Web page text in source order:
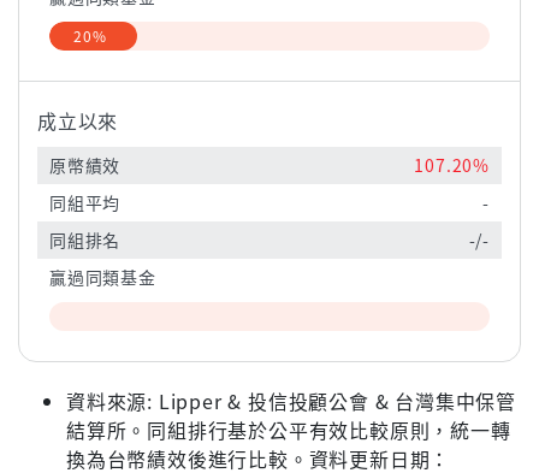
20%
成立以來
原幣績效
107.20%
同組平均
-
同組排名
-/-
贏過同類基金
資料來源: Lipper & 投信投顧公會 & 台灣集中保管
結算所。同組排行基於公平有效比較原則，統一轉
換為台幣績效後進行比較。資料更新日期：